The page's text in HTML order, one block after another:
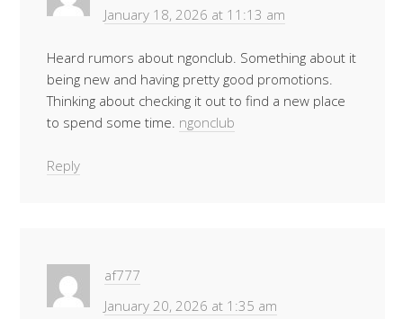
January 18, 2026 at 11:13 am
Heard rumors about ngonclub. Something about it
being new and having pretty good promotions.
Thinking about checking it out to find a new place
to spend some time. ngonclub
Reply
af777
January 20, 2026 at 1:35 am